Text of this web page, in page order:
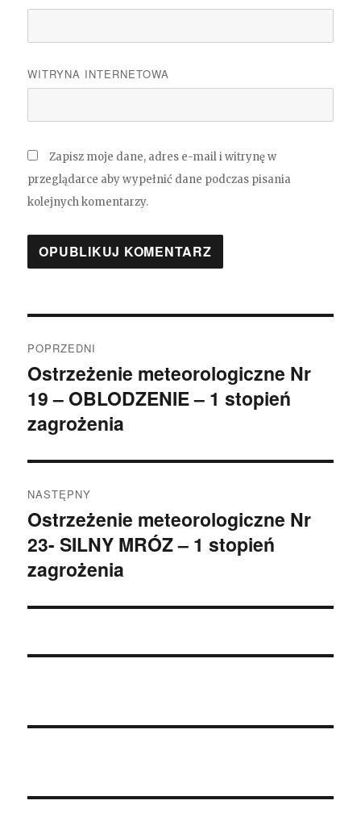
WITRYNA INTERNETOWA
Zapisz moje dane, adres e-mail i witrynę w
przeglądarce aby wypełnić dane podczas pisania
kolejnych komentarzy.
wpisu
POPRZEDNI
Poprzedni
wpis:
Ostrzeżenie meteorologiczne Nr
19 – OBLODZENIE – 1 stopień
zagrożenia
NASTĘPNY
Następny
wpis:
Ostrzeżenie meteorologiczne Nr
23- SILNY MRÓZ – 1 stopień
zagrożenia